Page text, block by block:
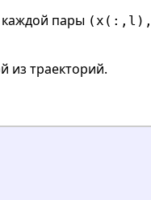
пары
из траекторий.